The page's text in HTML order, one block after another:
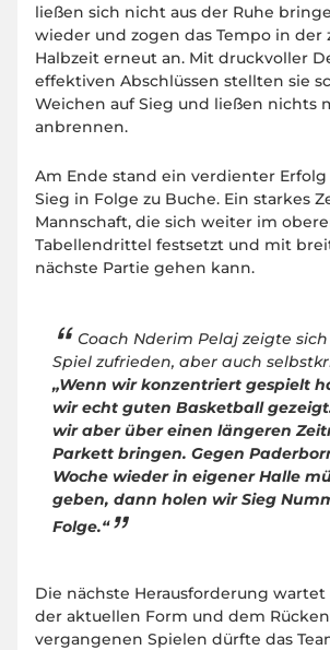
ließen sich nicht aus der Ruhe
wieder und zogen das Tempo in der
Halbzeit erneut an. Mit druckvoller
effektiven Abschlüssen stellten sie
Weichen auf Sieg und ließen nichts
anbrennen.
Am Ende stand ein verdienter
Sieg in Folge zu Buche. Ein starkes
Mannschaft, die sich weiter im
Tabellendrittel festsetzt und mit
nächste Partie gehen kann.
Coach Nderim Pelaj zeigte
Spiel zufrieden, aber auch
„Wenn wir konzentriert gespielt
wir echt guten Basketball
wir aber über einen längeren
Parkett bringen. Gegen
Woche wieder in eigener Halle
geben, dann holen wir Sieg
Folge.“
Die nächste Herausforderung wartet
der aktuellen Form und dem
vergangenen Spielen dürfte das